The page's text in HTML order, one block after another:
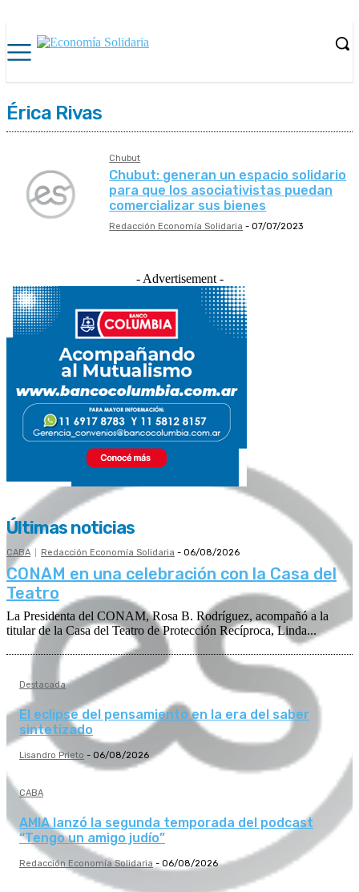
Érica Rivas
Chubut
Chubut: generan un espacio solidario
para que los asociativistas puedan
comercializar sus bienes
Redacción Economía Solidaria - 07/07/2023
- Advertisement -
Últimas noticias
CABA Redacción Economía Solidaria - 06/08/2026
CONAM en una celebración con la Casa del
Teatro
La Presidenta del CONAM, Rosa B. Rodríguez, acompañó a la
titular de la Casa del Teatro de Protección Recíproca, Linda...
Destacada
El eclipse del pensamiento en la era del saber
sintetizado
Lisandro Prieto - 06/08/2026
CABA
AMIA lanzó la segunda temporada del podcast
“Tengo un amigo judío”
Redacción Economía Solidaria - 06/08/2026